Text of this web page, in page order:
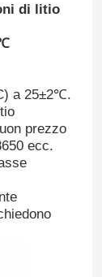
di litio
a 25±2℃.
prezzo
ecc.